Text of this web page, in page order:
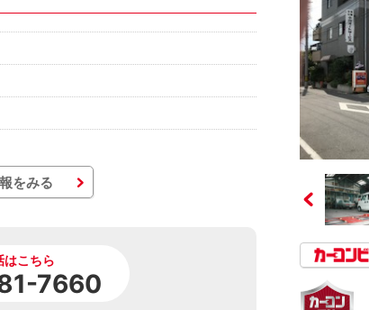
をみる
はこちら
7660